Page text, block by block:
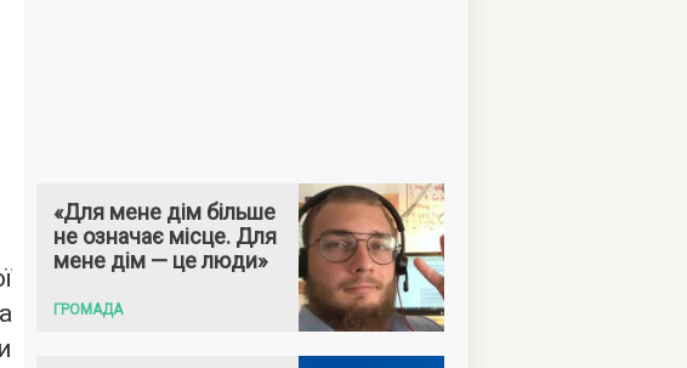
«Для мене дім більше
не означає місце. Для
мене дім — це люди»
ГРОМАДА